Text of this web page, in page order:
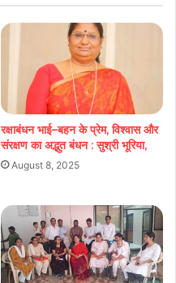
रक्षाबंधन भाई–बहन के प्रेम, विश्वास और
संरक्षण का अद्भुत बंधन : सुश्री भूरिया,
August 8, 2025